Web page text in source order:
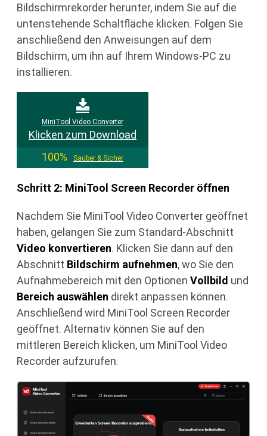
Bildschirmrekorder herunter, indem Sie auf die
untenstehende Schaltfläche klicken. Folgen Sie
anschließend den Anweisungen auf dem
Bildschirm, um ihn auf Ihrem Windows-PC zu
installieren.
MiniTool Video Converter
Klicken zum Download
100%
Sauber & Sicher
Schritt 2: MiniTool Screen Recorder öffnen
Nachdem Sie MiniTool Video Converter geöffnet
haben, gelangen Sie zum Standard-Abschnitt
Video konvertieren. Klicken Sie dann auf den
Abschnitt Bildschirm aufnehmen, wo Sie den
Aufnahmebereich mit den Optionen Vollbild und
Bereich auswählen direkt anpassen können.
Anschließend wird MiniTool Screen Recorder
geöffnet. Alternativ können Sie auf den
mittleren Bereich klicken, um MiniTool Video
Recorder aufzurufen.